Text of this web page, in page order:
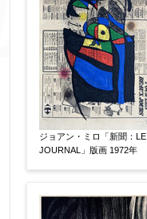
ジョアン・ミロ「新聞：LE
JOURNAL」版画 1972年